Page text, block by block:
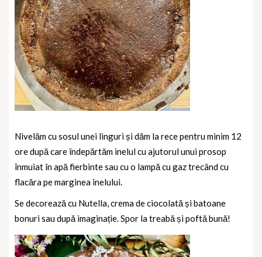
Nivelăm cu sosul unei linguri și dăm la rece pentru minim 12
ore după care îndepărtăm inelul cu ajutorul unui prosop
înmuiat în apă fierbinte sau cu o lampă cu gaz trecând cu
flacăra pe marginea inelului.
Se decorează cu Nutella, crema de ciocolată și batoane
bonuri sau după imaginație. Spor la treabă și poftă bună!